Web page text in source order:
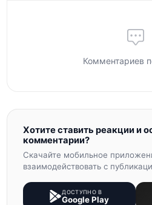
Комментариев
Хотите ставить реакции и
комментарии?
Скачайте мобильное
взаимодействовать с
ДОСТУПНО В
Google Play